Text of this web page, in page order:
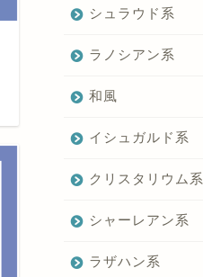
シュラウド系
ラノシアン系
和風
イシュガルド系
クリスタリウム系
シャーレアン系
ラザハン系